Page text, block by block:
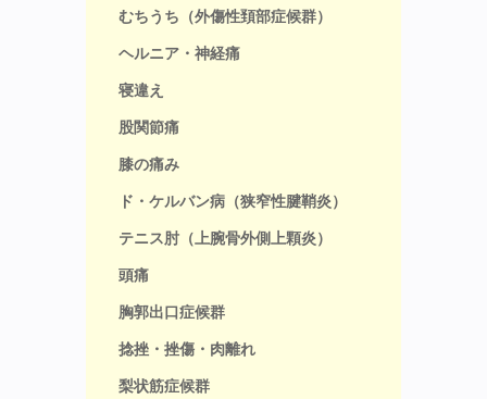
むちうち（外傷性頚部症候群）
ヘルニア・神経痛
寝違え
股関節痛
膝の痛み
ド・ケルバン病（狭窄性腱鞘炎）
テニス肘（上腕骨外側上顆炎）
頭痛
胸郭出口症候群
捻挫・挫傷・肉離れ
梨状筋症候群